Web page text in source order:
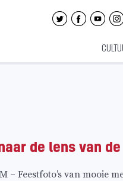
de lens van
– Feestfoto’s van mooie